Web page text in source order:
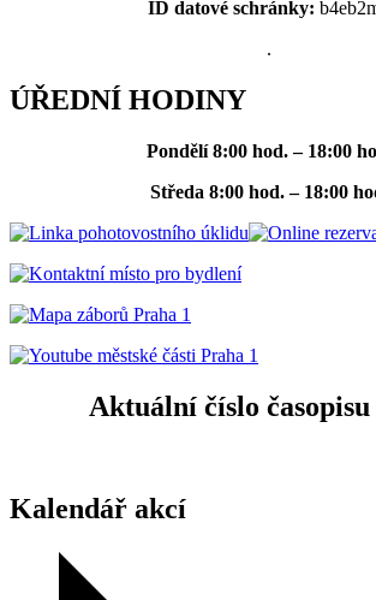
ID datové schránky:
.
ÚŘEDNÍ HODINY
Pondělí 8:00 hod. – 18:00
Středa 8:00 hod. – 18:00
Aktuální číslo časopisu
Kalendář akcí